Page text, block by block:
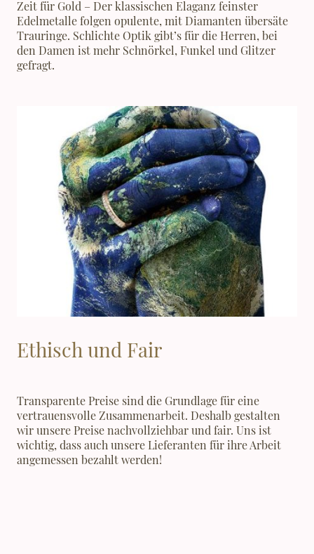
Zeit für Gold – Der klassischen Elaganz feinster
Edelmetalle folgen opulente, mit Diamanten übersäte
Trauringe. Schlichte Optik gibt’s für die Herren, bei
den Damen ist mehr Schnörkel, Funkel und Glitzer
gefragt.
Ethisch und Fair
Transparente Preise sind die Grundlage für eine
vertrauensvolle Zusammenarbeit. Deshalb gestalten
wir unsere Preise nachvollziehbar und fair. Uns ist
wichtig, dass auch unsere Lieferanten für ihre Arbeit
angemessen bezahlt werden!